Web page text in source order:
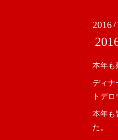
2016 /
本年も
ディナ
トデ
本年も
た。